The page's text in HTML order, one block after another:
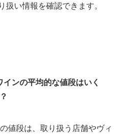
扱い情報を確認できます。
ンの平均的な値段はいく
値段は、取り扱う店舗やヴィ